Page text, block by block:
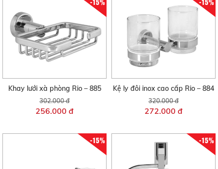
Khay lưới xà phòng Rio – 885
302.000 đ
256.000 đ
Kệ ly đôi inox cao cấp Rio – 884
320.000 đ
272.000 đ
-15% -15%